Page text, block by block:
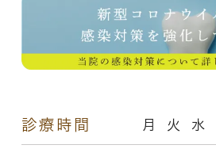
診療時間 月 火 水